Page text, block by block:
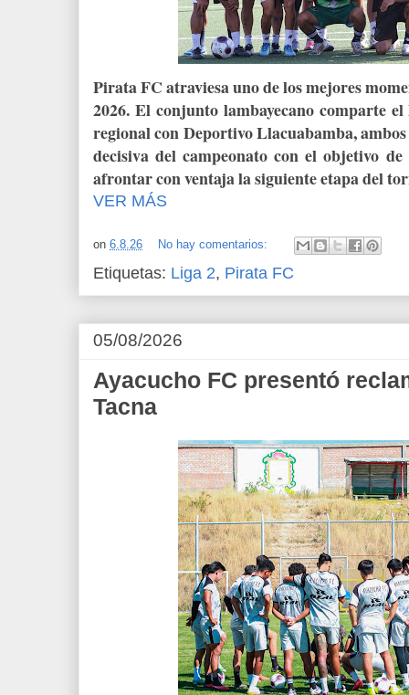
Pirata FC atraviesa uno de los mejores
2026. El conjunto lambayecano comparte
regional con Deportivo Llacuabamba,
decisiva del campeonato con el objetivo
afrontar con ventaja la siguiente etapa del
VER MÁS
on 6.8.26 No hay comentarios:
Etiquetas: Liga 2, Pirata FC
05/08/2026
Ayacucho FC presentó
Tacna